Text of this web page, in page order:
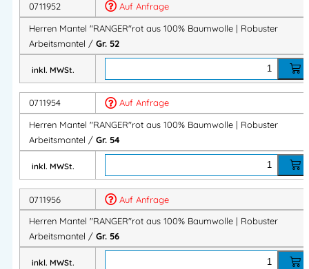
Praktische Details für komfortables Arbeiten.
Ideal für Industrie & Handwerk
Der Arbeitsmantel eignet sich perfekt für:
Werkstattarbeiten
Industrieeinsätze
Handwerkliche Tätigkeiten
Montage- & Servicearbeiten
Robuste Berufsbekleidung für den professionellen Einsatz.
Produktvorteile auf einen Blick
0711952
Auf Anfrage
Herren Mantel "RANGER"rot aus 100% Baumwolle | Robuster
Arbeitsmantel / Gr. 52
inkl. MWSt.
0711954
Auf Anfrage
Herren Mantel "RANGER"rot aus 100% Baumwolle | Robuster
Arbeitsmantel / Gr. 54
inkl. MWSt.
0711956
Auf Anfrage
Herren Mantel "RANGER"rot aus 100% Baumwolle | Robuster
Arbeitsmantel / Gr. 56
inkl. MWSt.